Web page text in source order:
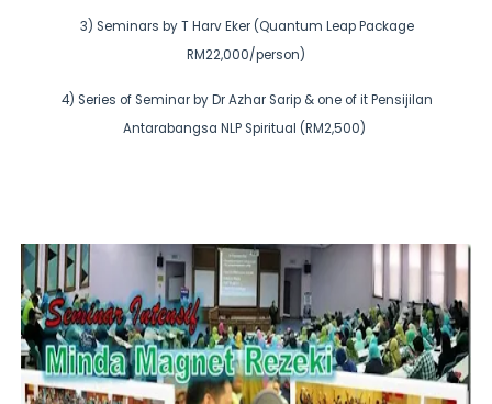
3) Seminars by T Harv Eker (Quantum Leap Package
RM22,000/person)
4) Series of Seminar by Dr Azhar Sarip & one of it Pensijilan
Antarabangsa NLP Spiritual (RM2,500)